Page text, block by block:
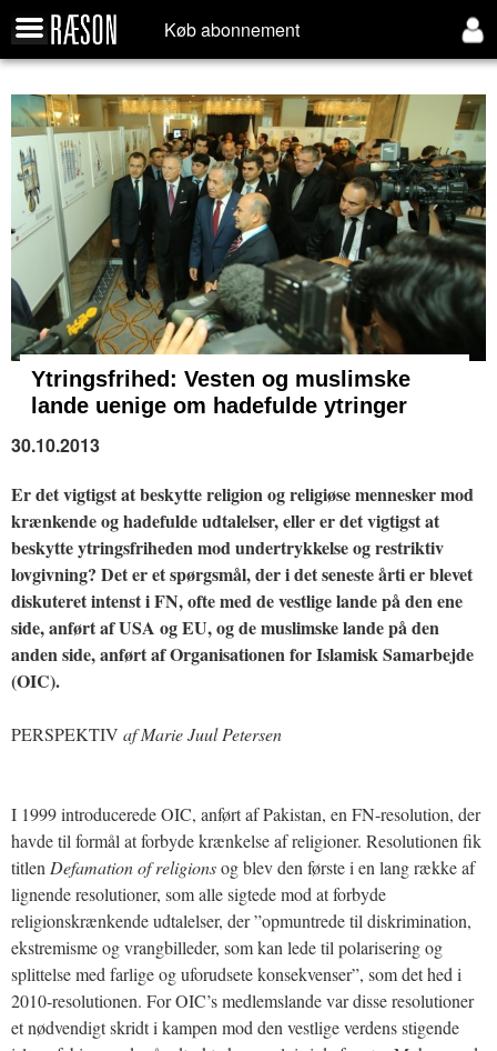
Køb abonnement
Ytringsfrihed: Vesten og muslimske
lande uenige om hadefulde ytringer
30.10.2013
Er det vigtigst at beskytte religion og religiøse mennesker mod
krænkende og hadefulde udtalelser, eller er det vigtigst at
beskytte ytringsfriheden mod undertrykkelse og restriktiv
lovgivning? Det er et spørgsmål, der i det seneste årti er blevet
diskuteret intenst i FN, ofte med de vestlige lande på den ene
side, anført af USA og EU, og de muslimske lande på den
anden side, anført af Organisationen for Islamisk Samarbejde
(OIC).
PERSPEKTIV af Marie Juul Petersen
I 1999 introducerede OIC, anført af Pakistan, en FN-resolution, der
havde til formål at forbyde krænkelse af religioner. Resolutionen fik
titlenDefamation of religionsog blev den første i en lang række af
lignende resolutioner, som alle sigtede mod at forbyde
religionskrænkende udtalelser, der ”opmuntrede til diskrimination,
ekstremisme og vrangbilleder, som kan lede til polarisering og
splittelse med farlige og uforudsete konsekvenser”, som det hed i
2010-resolutionen. For OIC’s medlemslande var disse resolutioner
et nødvendigt skridt i kampen mod den vestlige verdens stigende